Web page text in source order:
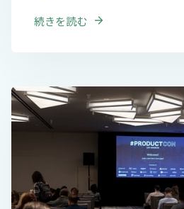
続きを読む